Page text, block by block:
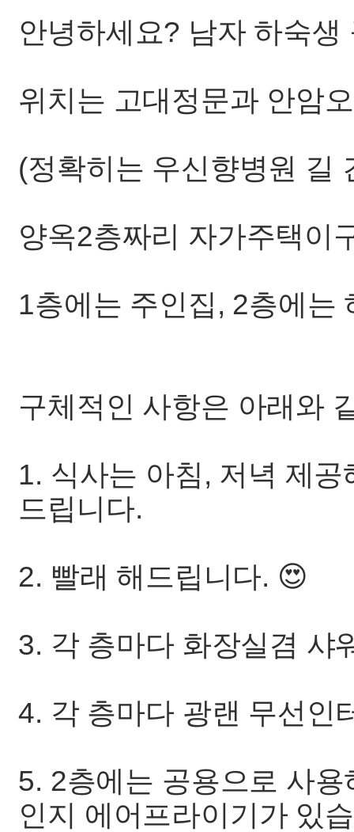
안녕하세요? 남자 하숙생
위치는 고대정문과 안암
(정확히는 우신향병원 길
양옥2층짜리 자가주택이
1층에는 주인집, 2층에는
구체적인 사항은 아래와
1. 식사는 아침, 저녁 제
드립니다.
2. 빨래 해드립니다. 😍
3. 각 층마다 화장실겸 샤
4. 각 층마다 광랜 무선인
5. 2층에는 공용으로 사
인지 에어프라이기가 있